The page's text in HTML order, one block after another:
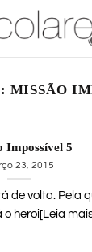
MISSÃO
Impossível 5
23, 2015
de volta. Pela
o heroi[Leia